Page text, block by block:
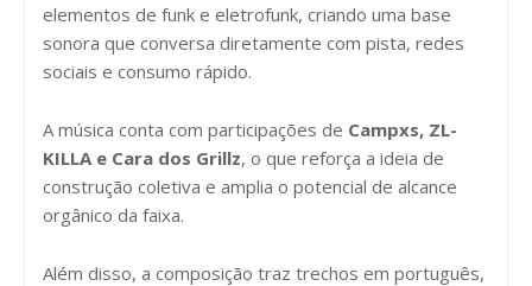
elementos de funk e eletrofunk, criando uma base
sonora que conversa diretamente com pista, redes
sociais e consumo rápido.
A música conta com participações de Campxs, ZL-
KILLA e Cara dos Grillz, o que reforça a ideia de
construção coletiva e amplia o potencial de alcance
orgânico da faixa.
Além disso, a composição traz trechos em português,